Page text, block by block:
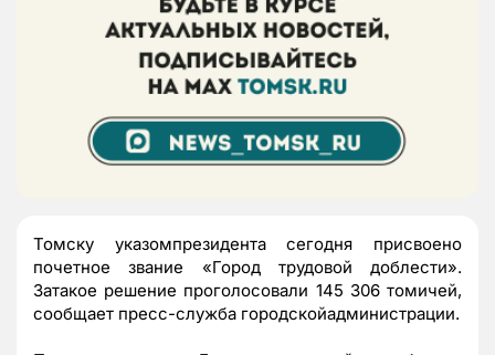
Томску указомпрезидента сегодня присвоено
почетное звание «Город трудовой доблести».
Затакое решение проголосовали 145 306 томичей,
сообщает пресс-служба городскойадминистрации.